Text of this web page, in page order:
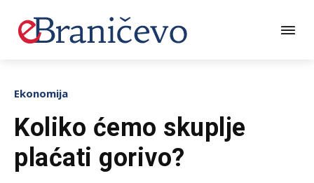
Ekonomija
Koliko ćemo skuplje
plaćati gorivo?